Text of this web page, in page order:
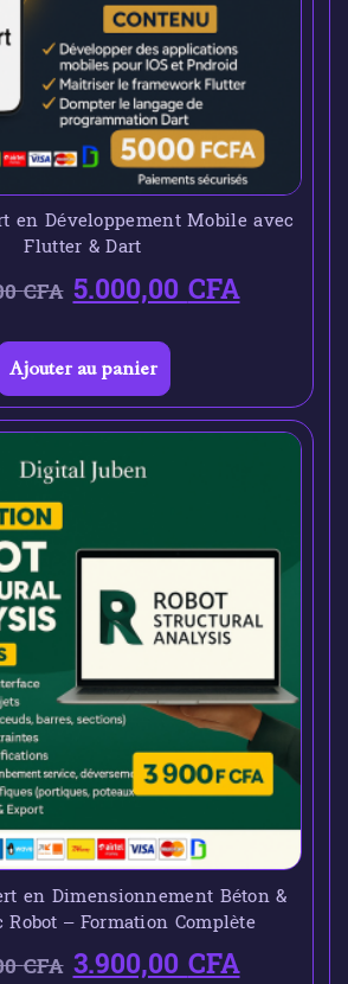
en Développement Mobile avec
Flutter & Dart
CFA 5.000,00CFA
Ajouter au panier
en Dimensionnement Béton &
– Formation Complète
CFA 3.900,00CFA